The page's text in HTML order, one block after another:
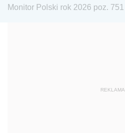
1968
Monitor Polski rok 2026 poz. 751
REKLAMA